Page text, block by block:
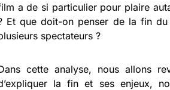
a de si particulier pour plaire
Et que doit-on penser de la fin
spectateurs ?
cette analyse, nous allons
la fin et ses enjeux,